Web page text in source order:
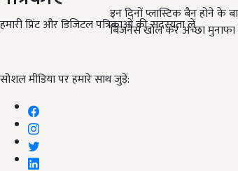
हमारी प्रिंट और डिजिटल पत्रिकाओं की सदस्यता लें
सोशल मीडिया पर हमारे साथ जुड़ें:
इन दिनों प्लास्टिक बैन होने
बिजनेस खोल कर अच्छा